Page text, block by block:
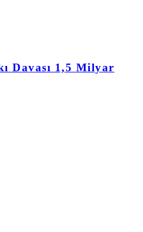
Davası 1,5 Milyar